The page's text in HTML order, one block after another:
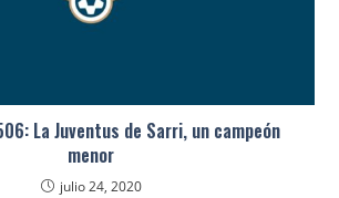
La Juventus de Sarri, un campeón
menor
julio 24, 2020